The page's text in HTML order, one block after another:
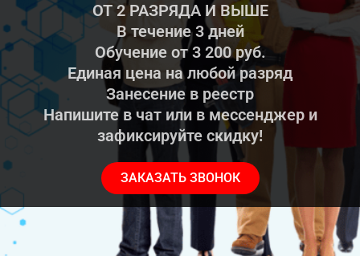
ОТ 2 РАЗРЯДА И ВЫШЕ
В течение 3 дней
Обучение от 3 200 руб.
Единая цена на любой разряд
Занесение в реестр
Напишите в чат или в мессенджер и
зафиксируйте скидку!
ЗАКАЗАТЬ ЗВОНОК